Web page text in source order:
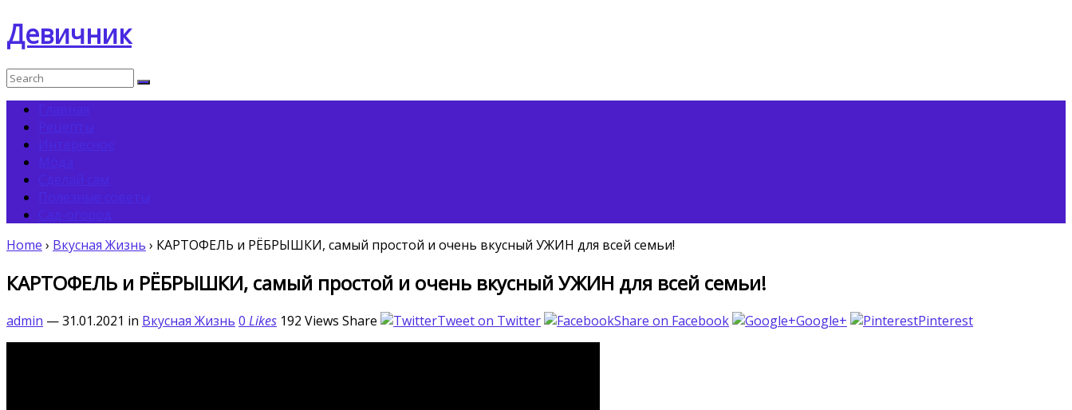
Девичник
Home › Вкусная Жизнь › КАРТОФЕЛЬ и РЁБРЫШКИ, самый простой и очень вкусный УЖИН для всей семьи!
КАРТОФЕЛЬ и РЁБРЫШКИ, самый простой и очень вкусный УЖИН для всей семьи!
admin — 31.01.2021 in Вкусная Жизнь 0 Likes 192 Views Share Tweet on Twitter Share on Facebook Google+ Pinterest